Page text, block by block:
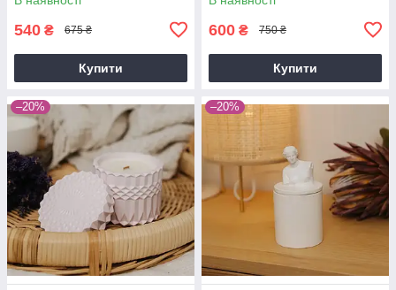
540 ₴ 675 ₴
Купити
600 ₴ 750 ₴
Купити
–20% –20%